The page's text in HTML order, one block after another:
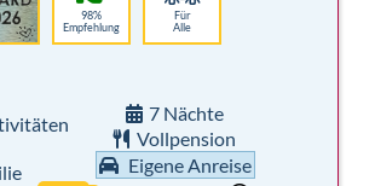
98%
Empfehlung
Für
Alle
7 Nächte
Vollpension
Eigene Anreise